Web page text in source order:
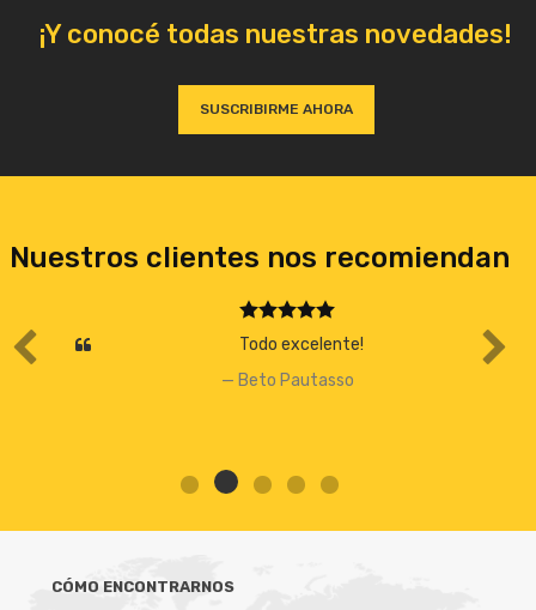
¡Y conocé todas nuestras novedades!
SUSCRIBIRME AHORA
Nuestros clientes nos recomiendan
Todo excelente!
Beto Pautasso
Salta 1961